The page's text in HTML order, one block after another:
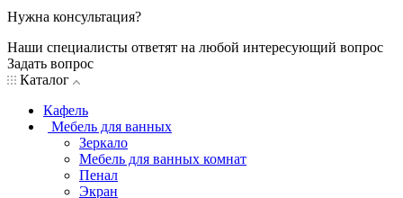
Нужна консультация?
Наши специалисты ответят на любой интересующий вопрос
Задать вопрос
Каталог
Кафель
Мебель для ванных
Зеркало
Мебель для ванных комнат
Пенал
Экран